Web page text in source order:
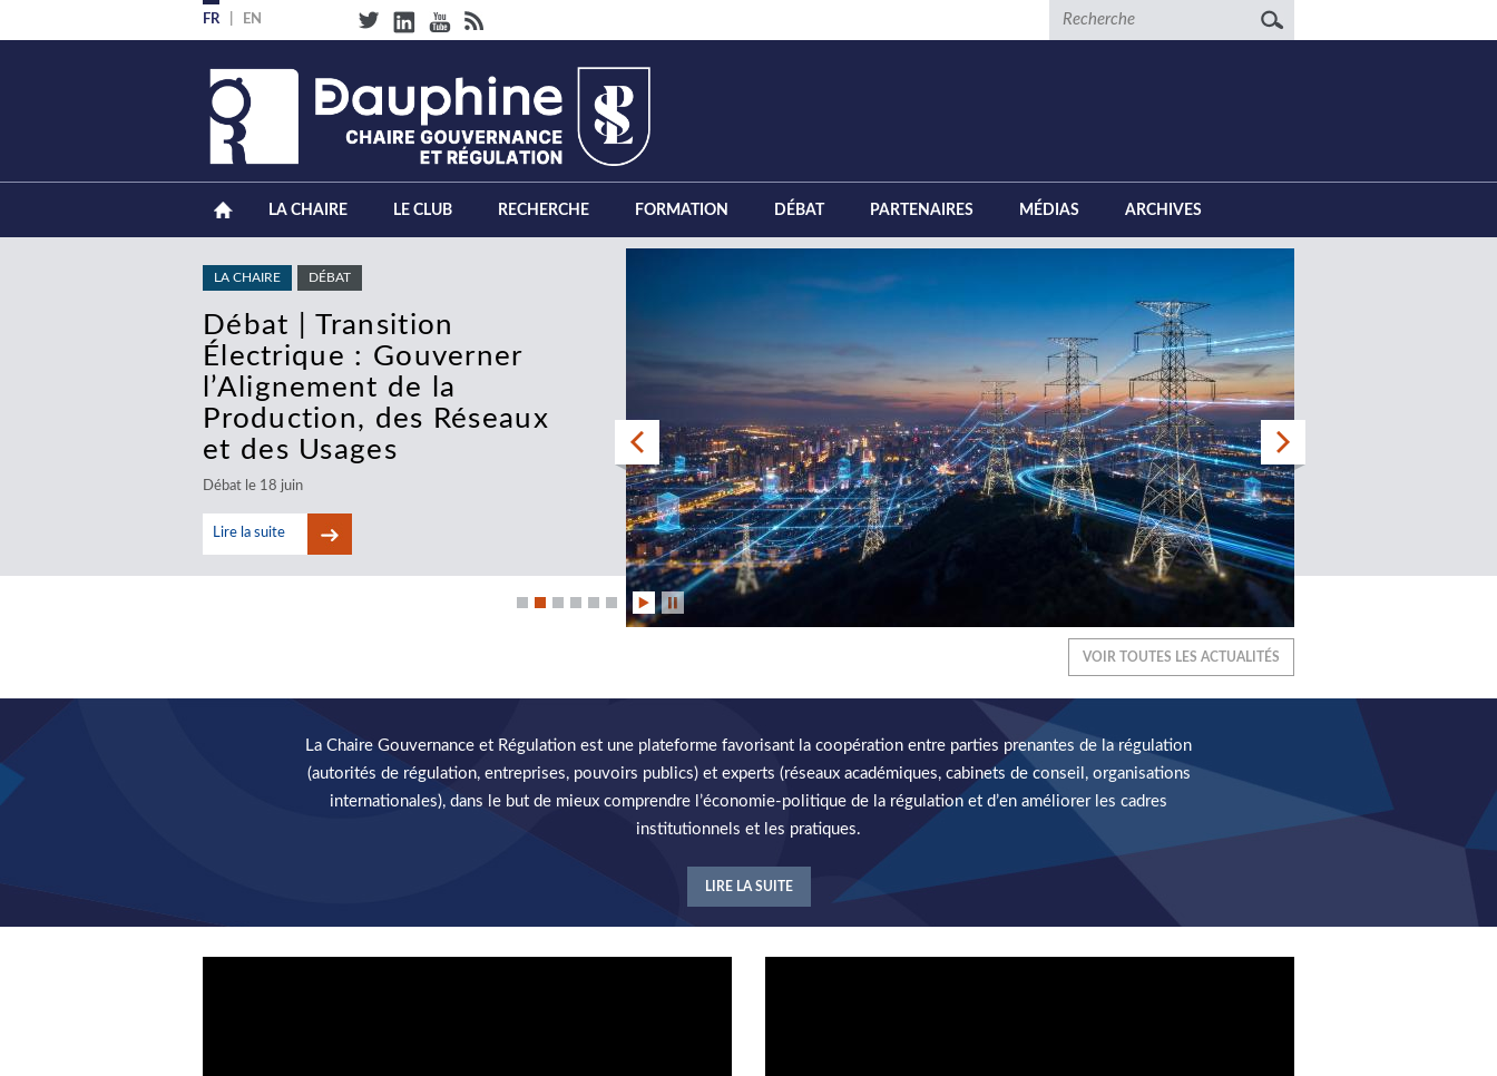
au
FR EN Recherche
LA CHAIRE LE CLUB RECHERCHE FORMATION DÉBAT PARTENAIRES MÉDIAS ARCHIVES
LA CHAIRE DÉBAT
Débat | Transition
Électrique : Gouverner
l’Alignement de la
Production, des Réseaux
et des Usages
Débat le 18 juin
Lire la suite
VOIR TOUTES LES ACTUALITÉS
La Chaire Gouvernance et Régulation est une plateforme favorisant la coopération entre parties prenantes de la régulation
(autorités de régulation, entreprises, pouvoirs publics) et experts (réseaux académiques, cabinets de conseil, organisations
internationales), dans le but de mieux comprendre l’économie-politique de la régulation et d’en améliorer les cadres
institutionnels et les pratiques.
LIRE LA SUITE